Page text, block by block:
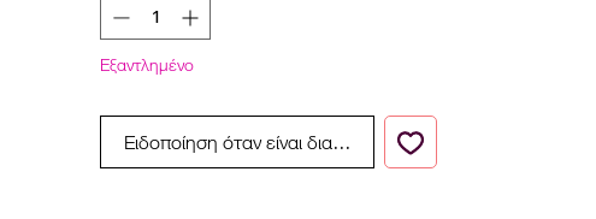
Εξαντλημένο
Ειδοποίηση όταν είναι διαθέσιμο